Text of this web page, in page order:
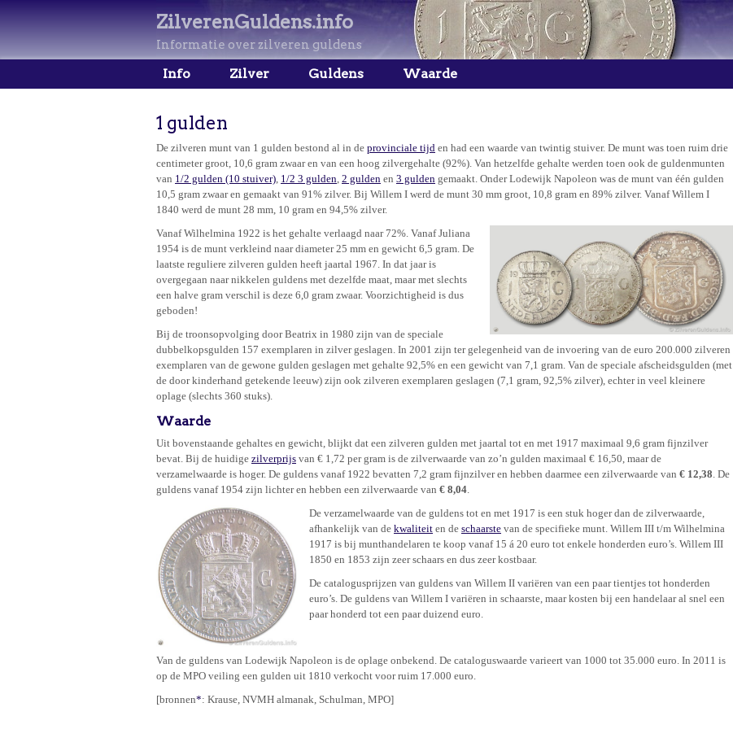
ZilverenGuldens.info
Informatie over zilveren guldens
Info Zilver Guldens Waarde
1 gulden
De zilveren munt van 1 gulden bestond al in de provinciale tijd en had een waarde van twintig stuiver. De munt was toen ruim drie
centimeter groot, 10,6 gram zwaar en van een hoog zilvergehalte (92%). Van hetzelfde gehalte werden toen ook de guldenmunten
van 1/2 gulden (10 stuiver) 1/2 3 gulden 2 gulden en 3 gulden gemaakt. Onder Lodewijk Napoleon was de munt van één gulden
10,5 gram zwaar en gemaakt van 91% zilver. Bij Willem I werd de munt 30 mm groot, 10,8 gram en 89% zilver. Vanaf Willem I
1840 werd de munt 28 mm, 10 gram en 94,5% zilver.
Vanaf Wilhelmina 1922 is het gehalte verlaagd naar 72%. Vanaf Juliana
1954 is de munt verkleind naar diameter 25 mm en gewicht 6,5 gram. De
laatste reguliere zilveren gulden heeft jaartal 1967. In dat jaar is
overgegaan naar nikkelen guldens met dezelfde maat, maar met slechts
een halve gram verschil is deze 6,0 gram zwaar. Voorzichtigheid is dus
geboden!
Bij de troonsopvolging door Beatrix in 1980 zijn van de speciale
dubbelkopsgulden 157 exemplaren in zilver geslagen. In 2001 zijn ter gelegenheid van de invoering van de euro 200.000 zilveren
exemplaren van de gewone gulden geslagen met gehalte 92,5% en een gewicht van 7,1 gram. Van de speciale afscheidsgulden (met
de door kinderhand getekende leeuw) zijn ook zilveren exemplaren geslagen (7,1 gram, 92,5% zilver), echter in veel kleinere
oplage (slechts 360 stuks).
Waarde
Uit bovenstaande gehaltes en gewicht, blijkt dat een zilveren gulden met jaartal tot en met 1917 maximaal 9,6 gram fijnzilver
bevat. Bij de huidige zilverprijs van € 1,72 per gram is de zilverwaarde van zo’n gulden maximaal € 16,50, maar de
verzamelwaarde is hoger. De guldens vanaf 1922 bevatten 7,2 gram fijnzilver en hebben daarmee een zilverwaarde van € 12,38 . De
guldens vanaf 1954 zijn lichter en hebben een zilverwaarde van € 8,04
De verzamelwaarde van de guldens tot en met 1917 is een stuk hoger dan de zilverwaarde,
afhankelijk van de kwaliteit en de schaarste van de specifieke munt. Willem III t/m Wilhelmina
1917 is bij munthandelaren te koop vanaf 15 á 20 euro tot enkele honderden euro’s. Willem III
1850 en 1853 zijn zeer schaars en dus zeer kostbaar.
De catalogusprijzen van guldens van Willem II variëren van een paar tientjes tot honderden
euro’s. De guldens van Willem I variëren in schaarste, maar kosten bij een handelaar al snel een
paar honderd tot een paar duizend euro.
Van de guldens van Lodewijk Napoleon is de oplage onbekend. De cataloguswaarde varieert van 1000 tot 35.000 euro. In 2011 is
op de MPO veiling een gulden uit 1810 verkocht voor ruim 17.000 euro.
[bronnen*: Krause, NVMH almanak, Schulman, MPO]